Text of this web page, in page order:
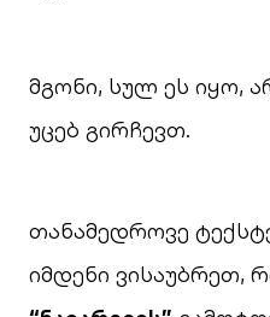
მგონი, სულ ეს იყო,
უცებ გირჩევთ.
თანამედროვე
იმდენი ვისაუბრეთ,